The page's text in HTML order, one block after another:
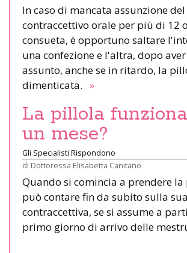
In caso di mancata assunzione del
contraccettivo orale per più di 12
consueta, è opportuno saltare
una confezione e l'altra, dopo
assunto, anche se in ritardo, la
dimenticata. »
La pillola
un mese?
Gli Specialisti Rispondono
di Dottoressa Elisabetta Canitano
Quando si comincia a prendere
può contare fin da subito sulla
contraccettiva, se si assume a
primo giorno di arrivo delle